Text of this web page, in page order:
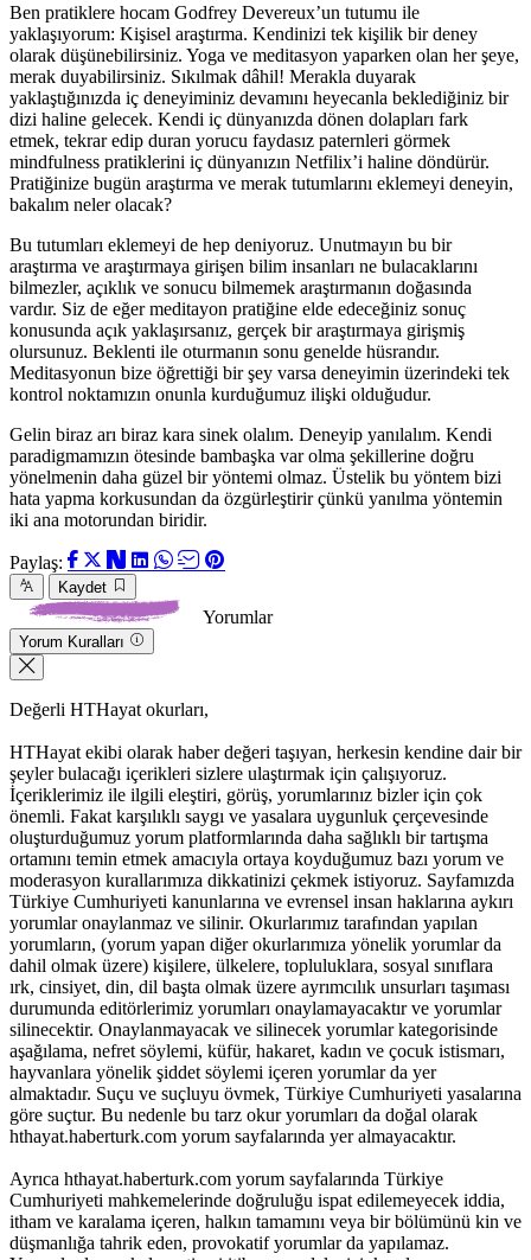
Ben pratiklere hocam Godfrey Devereux’un tutumu ile
yaklaşıyorum: Kişisel araştırma. Kendinizi tek kişilik bir deney
olarak düşünebilirsiniz. Yoga ve meditasyon yaparken olan her şeye,
merak duyabilirsiniz. Sıkılmak dâhil! Merakla duyarak
yaklaştığınızda iç deneyiminiz devamını heyecanla beklediğiniz bir
dizi haline gelecek. Kendi iç dünyanızda dönen dolapları fark
etmek, tekrar edip duran yorucu faydasız paternleri görmek
mindfulness pratiklerini iç dünyanızın Netfilix’i haline döndürür.
Pratiğinize bugün araştırma ve merak tutumlarını eklemeyi deneyin,
bakalım neler olacak?
Bu tutumları eklemeyi de hep deniyoruz. Unutmayın bu bir
araştırma ve araştırmaya girişen bilim insanları ne bulacaklarını
bilmezler, açıklık ve sonucu bilmemek araştırmanın doğasında
vardır. Siz de eğer meditayon pratiğine elde edeceğiniz sonuç
konusunda açık yaklaşırsanız, gerçek bir araştırmaya girişmiş
olursunuz. Beklenti ile oturmanın sonu genelde hüsrandır.
Meditasyonun bize öğrettiği bir şey varsa deneyimin üzerindeki tek
kontrol noktamızın onunla kurduğumuz ilişki olduğudur.
Gelin biraz arı biraz kara sinek olalım. Deneyip yanılalım. Kendi
paradigmamızın ötesinde bambaşka var olma şekillerine doğru
yönelmenin daha güzel bir yöntemi olmaz. Üstelik bu yöntem bizi
hata yapma korkusundan da özgürleştirir çünkü yanılma yöntemin
iki ana motorundan biridir.
Paylaş:
Kaydet
Yorumlar
Yorum Kuralları
Değerli HTHayat okurları,
HTHayat ekibi olarak haber değeri taşıyan, herkesin kendine dair bir
şeyler bulacağı içerikleri sizlere ulaştırmak için çalışıyoruz.
İçeriklerimiz ile ilgili eleştiri, görüş, yorumlarınız bizler için çok
önemli. Fakat karşılıklı saygı ve yasalara uygunluk çerçevesinde
oluşturduğumuz yorum platformlarında daha sağlıklı bir tartışma
ortamını temin etmek amacıyla ortaya koyduğumuz bazı yorum ve
moderasyon kurallarımıza dikkatinizi çekmek istiyoruz. Sayfamızda
Türkiye Cumhuriyeti kanunlarına ve evrensel insan haklarına aykırı
yorumlar onaylanmaz ve silinir. Okurlarımız tarafından yapılan
yorumların, (yorum yapan diğer okurlarımıza yönelik yorumlar da
dahil olmak üzere) kişilere, ülkelere, topluluklara, sosyal sınıflara
ırk, cinsiyet, din, dil başta olmak üzere ayrımcılık unsurları taşıması
durumunda editörlerimiz yorumları onaylamayacaktır ve yorumlar
silinecektir. Onaylanmayacak ve silinecek yorumlar kategorisinde
aşağılama, nefret söylemi, küfür, hakaret, kadın ve çocuk istismarı,
hayvanlara yönelik şiddet söylemi içeren yorumlar da yer
almaktadır. Suçu ve suçluyu övmek, Türkiye Cumhuriyeti yasalarına
göre suçtur. Bu nedenle bu tarz okur yorumları da doğal olarak
hthayat.haberturk.com yorum sayfalarında yer almayacaktır.
Ayrıca hthayat.haberturk.com yorum sayfalarında Türkiye
Cumhuriyeti mahkemelerinde doğruluğu ispat edilemeyecek iddia,
itham ve karalama içeren, halkın tamamını veya bir bölümünü kin ve
düşmanlığa tahrik eden, provokatif yorumlar da yapılamaz.